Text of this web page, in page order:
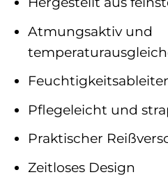
Atmungsaktiv und
Pflegeleicht und
Praktischer
Zeitloses Design